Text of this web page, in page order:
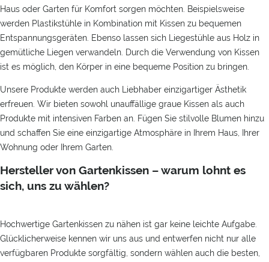
Haus oder Garten für Komfort sorgen möchten. Beispielsweise
werden Plastikstühle in Kombination mit Kissen zu bequemen
Entspannungsgeräten. Ebenso lassen sich Liegestühle aus Holz in
gemütliche Liegen verwandeln. Durch die Verwendung von Kissen
ist es möglich, den Körper in eine bequeme Position zu bringen.
Unsere Produkte werden auch Liebhaber einzigartiger Ästhetik
erfreuen. Wir bieten sowohl unauffällige graue Kissen als auch
Produkte mit intensiven Farben an. Fügen Sie stilvolle Blumen hinzu
und schaffen Sie eine einzigartige Atmosphäre in Ihrem Haus, Ihrer
Wohnung oder Ihrem Garten.
Hersteller von Gartenkissen – warum lohnt es
sich, uns zu wählen?
Hochwertige Gartenkissen zu nähen ist gar keine leichte Aufgabe.
Glücklicherweise kennen wir uns aus und entwerfen nicht nur alle
verfügbaren Produkte sorgfältig, sondern wählen auch die besten,